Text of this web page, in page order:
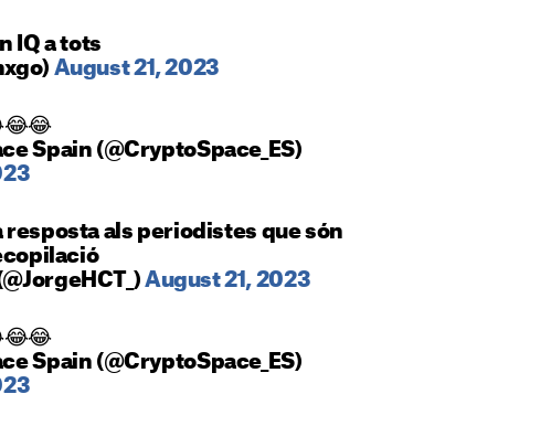
IQ a tots
August 21, 2023
Spain (@CryptoSpace_ES)
resposta als periodistes que són
August 21, 2023
Spain (@CryptoSpace_ES)